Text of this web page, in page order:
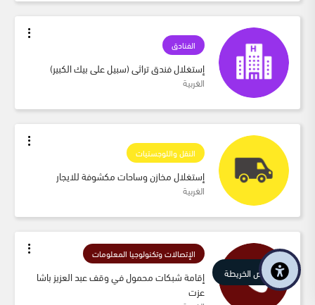
الفنادق
إستغلال فندق تراثى (سبيل على بيك الكبير)
الغربية
النقل واللوجستيات
إستغلال مخازن وساحات مكشوفة للايجار
الغربية
الإتصالات وتكنولوجيا المعلومات
إقامة شبكات محمول في وقف عبد العزيز باشا
عزت
عرض الخريطة